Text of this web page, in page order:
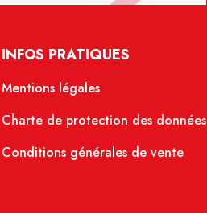
INFOS PRATIQUES
Mentions légales
Charte de protection des données
Conditions générales de vente